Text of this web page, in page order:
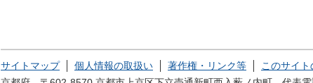
サイトマップ 個人情報の取扱い 著作権・リンク等
このサイ